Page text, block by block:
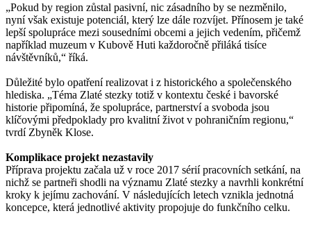
„Pokud by region zůstal pasivní, nic zásadního by se nezměnilo,
nyní však existuje potenciál, který lze dále rozvíjet. Přínosem je také
lepší spolupráce mezi sousedními obcemi a jejich vedením, přičemž
například muzeum v Kubově Huti každoročně přiláká tisíce
návštěvníků,“ říká.
Důležité bylo opatření realizovat i z historického a společenského
hlediska. „Téma Zlaté stezky totiž v kontextu české i bavorské
historie připomíná, že spolupráce, partnerství a svoboda jsou
klíčovými předpoklady pro kvalitní život v pohraničním regionu,“
tvrdí Zbyněk Klose.
Komplikace projekt nezastavily
Příprava projektu začala už v roce 2017 sérií pracovních setkání, na
nichž se partneři shodli na významu Zlaté stezky a navrhli konkrétní
kroky k jejímu zachování. V následujících letech vznikla jednotná
koncepce, která jednotlivé aktivity propojuje do funkčního celku.